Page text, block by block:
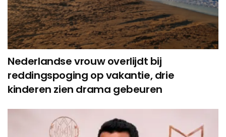
Nederlandse vrouw overlijdt bij
reddingspoging op vakantie, drie
kinderen zien drama gebeuren